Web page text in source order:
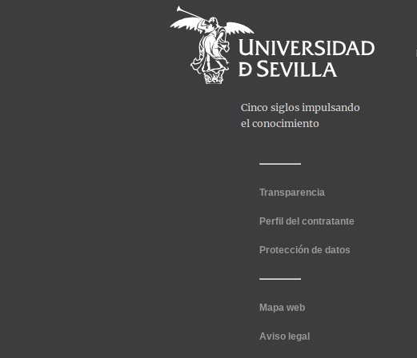
Transparencia
Perfil del contratante
Protección de datos
Mapa web
Aviso legal